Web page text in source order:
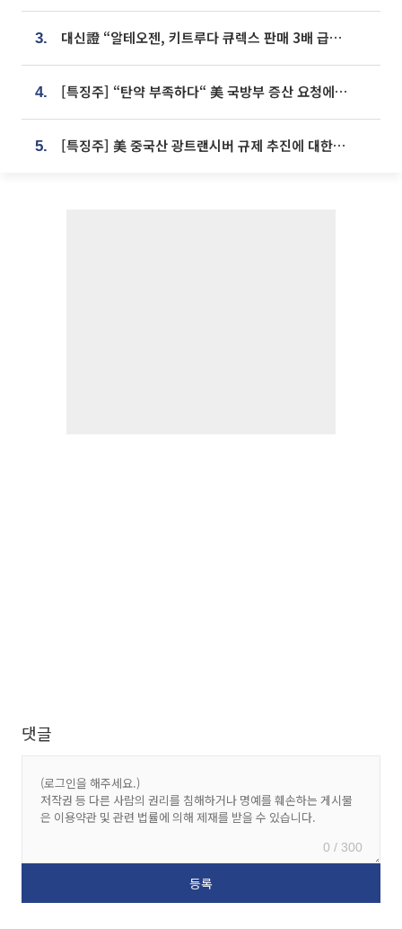
3. 대신證 “알테오젠, 키트루다 큐렉스 판매 3배 급증…목표가 41만원 상향”
4. [특징주] “탄약 부족하다“ 美 국방부 증산 요청에⋯국내 방산주 급등세
5. [특징주] 美 중국산 광트랜시버 규제 추진에 대한광통신 등 광통신株 강세
댓글
0 / 300